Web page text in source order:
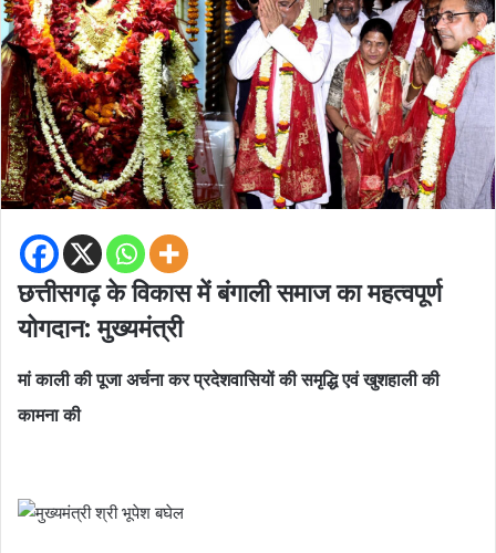
छत्तीसगढ़ के विकास में बंगाली समाज का महत्वपूर्ण
योगदान: मुख्यमंत्री
मां काली की पूजा अर्चना कर प्रदेशवासियों की समृद्धि एवं खुशहाली की
कामना की